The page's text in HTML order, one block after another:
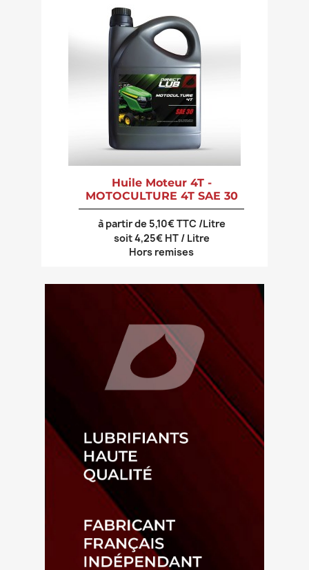
Huile Moteur 4T -
MOTOCULTURE 4T SAE 30
à partir de 5,10€ TTC /Litre
soit 4,25€ HT / Litre
Hors remises